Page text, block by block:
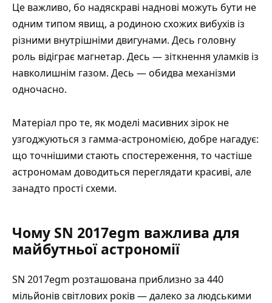
Це важливо, бо надяскраві наднові можуть бути не
одним типом явищ, а родиною схожих вибухів із
різними внутрішніми двигунами. Десь головну
роль відіграє магнетар. Десь — зіткнення уламків із
навколишнім газом. Десь — обидва механізми
одночасно.
Матеріал про те, як моделі масивних зірок не
узгоджуються з гамма-астрономією, добре нагадує:
що точнішими стають спостереження, то частіше
астрономам доводиться переглядати красиві, але
занадто прості схеми.
Чому SN 2017egm важлива для
майбутньої астрономії
SN 2017egm розташована приблизно за 440
мільйонів світлових років — далеко за людськими